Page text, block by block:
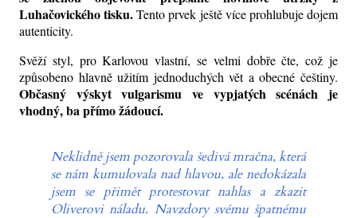
Luhačovického tisku.Tento prvek ještě více prohlubuje dojem
autenticity.
Svěží styl, pro Karlovou vlastní, se velmi dobře čte, což je
způsobeno hlavně užitím jednoduchých vět a obecné češtiny.
Občasný výskyt vulgarismu ve vypjatých scénách je
vhodný, ba přímo žádoucí.
Neklidně jsem pozorovala šedivá mračna, která
se nám kumulovala nad hlavou, ale nedokázala
jsem se přimět protestovat nahlas a zkazit
Oliverovi náladu. Navzdory svému špatnému